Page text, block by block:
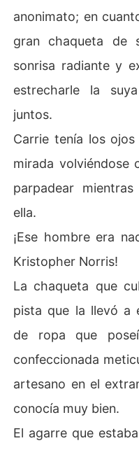
anonimato; en
gran chaqueta de
sonrisa radiante y
estrecharle la
juntos.
Carrie tenía los
mirada volviéndose
parpadear
ella.
¡Ese hombre era
Kristopher Norris!
La chaqueta que
pista que la llevó a
de ropa que
confeccionada
artesano en el
conocía muy bien.
El agarre que